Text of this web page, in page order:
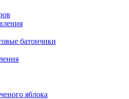
батончики
яблока